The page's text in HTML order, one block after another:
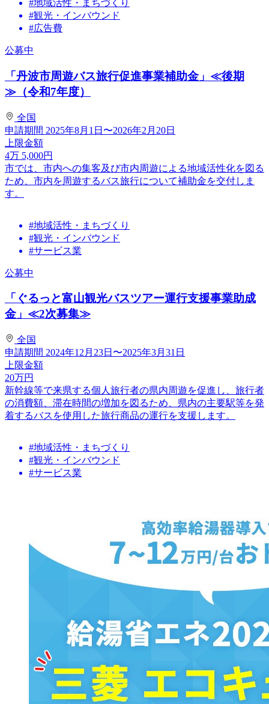
#地域活性・まちづくり
#観光・インバウンド
#広告費
公募中
「丹波市周遊バス旅行促進事業補助金」≪後期
≫（令和7年度）
全国
申請期間 2025年8月1日〜2026年2月20日
上限金額
4万 5,000円
市では、市内への集客及び市内周遊による地域活性化を図る
ため、市内を周遊するバス旅行について補助金を交付しま
す。
#地域活性・まちづくり
#観光・インバウンド
#サービス業
公募中
「ぐるっと富山観光バスツアー運行支援事業助成
金」≪2次募集≫
全国
申請期間 2024年12月23日〜2025年3月31日
上限金額
20万円
新幹線等で来県する個人旅行者の県内周遊を促進し、旅行者
の消費額、滞在時間の増加を図るため、県内の主要駅等を発
着するバスを使用した旅行商品の運行を支援します。
#地域活性・まちづくり
#観光・インバウンド
#サービス業